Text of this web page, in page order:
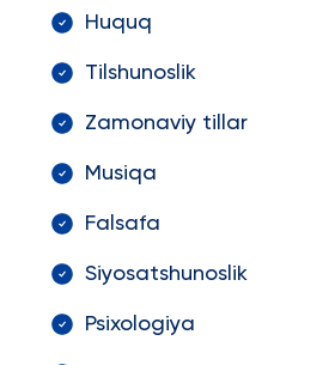
Huquq
Tilshunoslik
Zamonaviy tillar
Musiqa
Falsafa
Siyosatshunoslik
Psixologiya